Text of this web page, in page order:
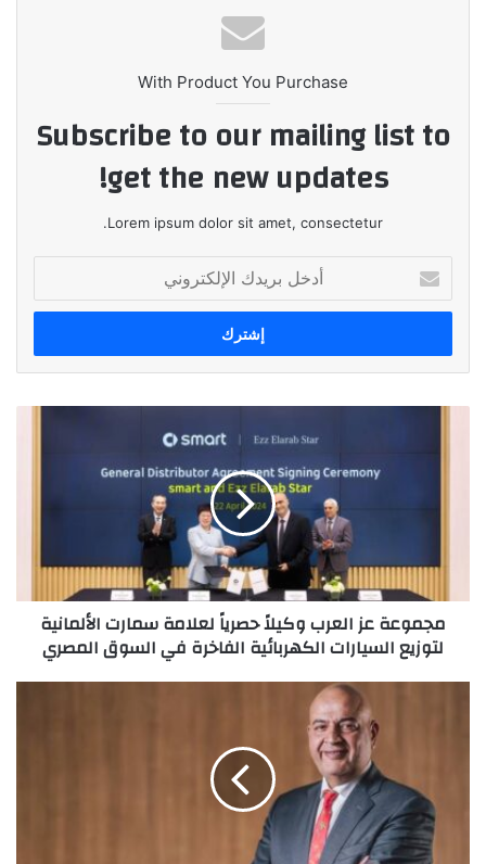
With Product You Purchase
Subscribe to our mailing list to
get the new updates!
Lorem ipsum dolor sit amet, consectetur.
بريدك
الإلكتروني
الألمانية
لتوزيع
السيارات
الكهربائية
مجموعة عز العرب وكيلاً حصرياً لعلامة سمارت الألمانية
لتوزيع السيارات الكهربائية الفاخرة في السوق المصري
الاستثمار